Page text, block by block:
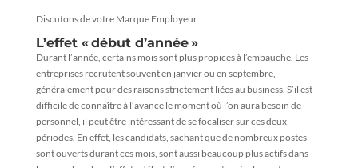
Discutons de votre Marque Employeur
L’effet «début d’année»
Durant l’année, certains mois sont plus propices à l’embauche. Les
entreprises recrutent souvent en janvier ou en septembre,
généralement pour des raisons strictement liées au business. S’il est
difficile de connaître à l’avance le moment où l’on aura besoin de
personnel, il peut être intéressant de se focaliser sur ces deux
périodes. En effet, les candidats, sachant que de nombreux postes
sont ouverts durant ces mois, sont aussi beaucoup plus actifs dans